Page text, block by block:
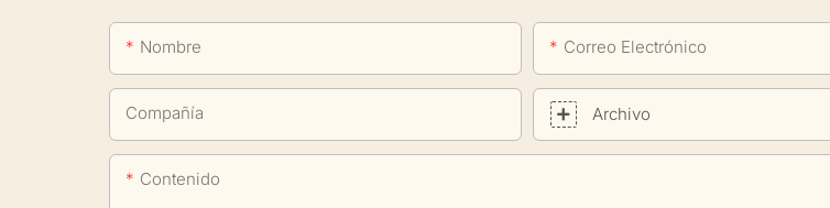
Nombre Correo Electrónico
Compañía Archivo
Contenido